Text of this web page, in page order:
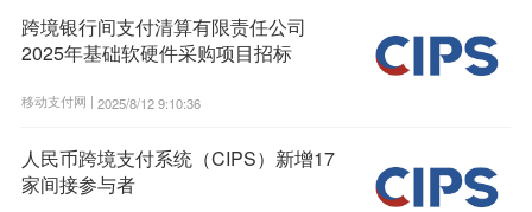
跨境银行间支付清算有限责任公司
2025年基础软硬件采购项目招标
移动支付网 | 2025/8/12 9:10:36
人民币跨境支付系统（CIPS）新增17
家间接参与者